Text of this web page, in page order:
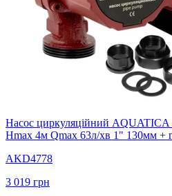
Насос циркуляційний AQUATICA
Hmax 4м Qmax 63л/хв 1" 130мм +
AKD4778
3 019 грн